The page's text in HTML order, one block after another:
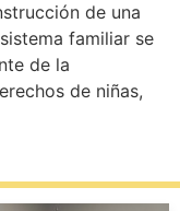
de una
familiar se
de la
de niñas,